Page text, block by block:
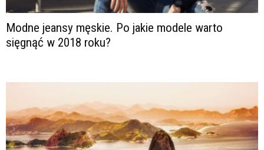
Modne jeansy męskie. Po jakie modele warto
sięgnąć w 2018 roku?